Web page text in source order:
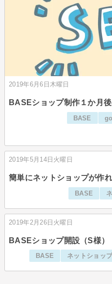
2019年6月6日木曜日
BASEショップ制作１か月
BASE
2019年5月14日火曜日
簡単にネットショップが作
BASE
2019年2月26日火曜日
BASEショップ開設（S様
BASE ネットショッ